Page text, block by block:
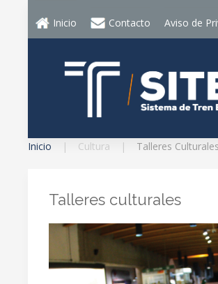
Inicio Contacto Aviso de
Inicio Cultura Talleres Culturales
Talleres culturales